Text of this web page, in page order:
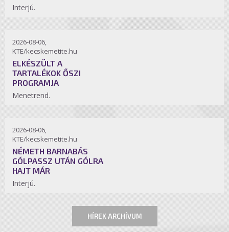
Interjú.
2026-08-06,
KTE/kecskemetite.hu
ELKÉSZÜLT A
TARTALÉKOK ŐSZI
PROGRAMJA
Menetrend.
2026-08-06,
KTE/kecskemetite.hu
NÉMETH BARNABÁS
GÓLPASSZ UTÁN GÓLRA
HAJT MÁR
Interjú.
HÍREK ARCHÍVUM